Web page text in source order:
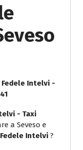
Fedele Intelvi -
- Taxi
a Seveso e
Intelvi ?